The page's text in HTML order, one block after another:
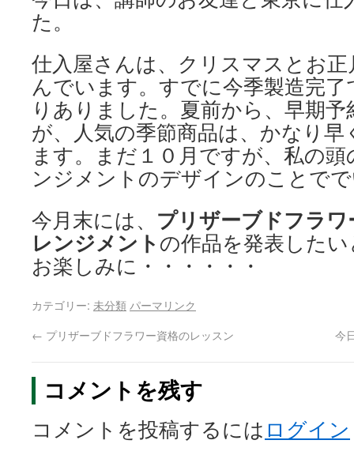
た。
仕入屋さんは、クリスマスとお
んでいます。すでに今季製造完
りありました。夏前から、早期
が、人気の季節商品は、かなり
ます。まだ１０月ですが、私の
ンジメントのデザインのことで
今月末には、 プリザーブドフラワ
レンジメント の作品を発表した
お楽しみに・・・・・・
カテゴリー: 未分類 パーマリンク
← プリザーブドフラワー資格のレッスン 今
コメントを残す
コメントを投稿するには ログイン